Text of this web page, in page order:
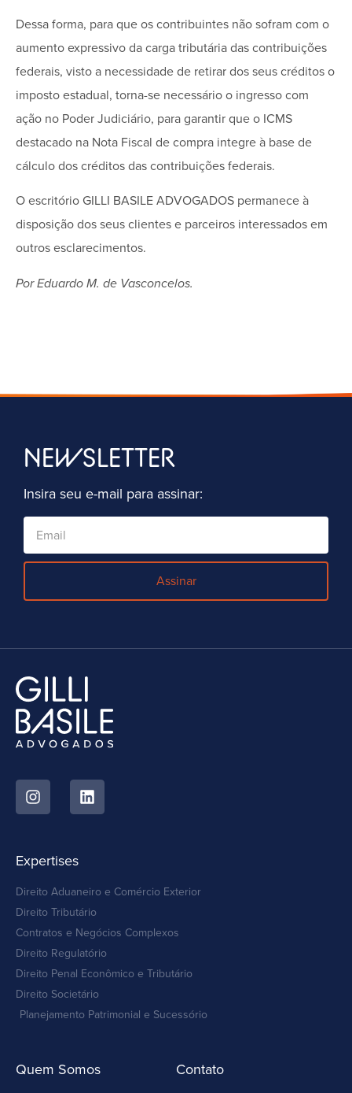
Dessa forma, para que os contribuintes não sofram com o
aumento expressivo da carga tributária das contribuições
federais, visto a necessidade de retirar dos seus créditos o
imposto estadual, torna-se necessário o ingresso com
ação no Poder Judiciário, para garantir que o ICMS
destacado na Nota Fiscal de compra integre à base de
cálculo dos créditos das contribuições federais.
O escritório GILLI BASILE ADVOGADOS permanece à
disposição dos seus clientes e parceiros interessados em
outros esclarecimentos.
Por Eduardo M. de Vasconcelos.
NEWSLETTER
Insira seu e-mail para assinar:
Assinar
Expertises
Direito Aduaneiro e Comércio Exterior
Direito Tributário
Contratos e Negócios Complexos
Direito Regulatório
Direito Penal Econômico e Tributário
Direito Societário
Planejamento Patrimonial e Sucessório
Quem Somos Contato